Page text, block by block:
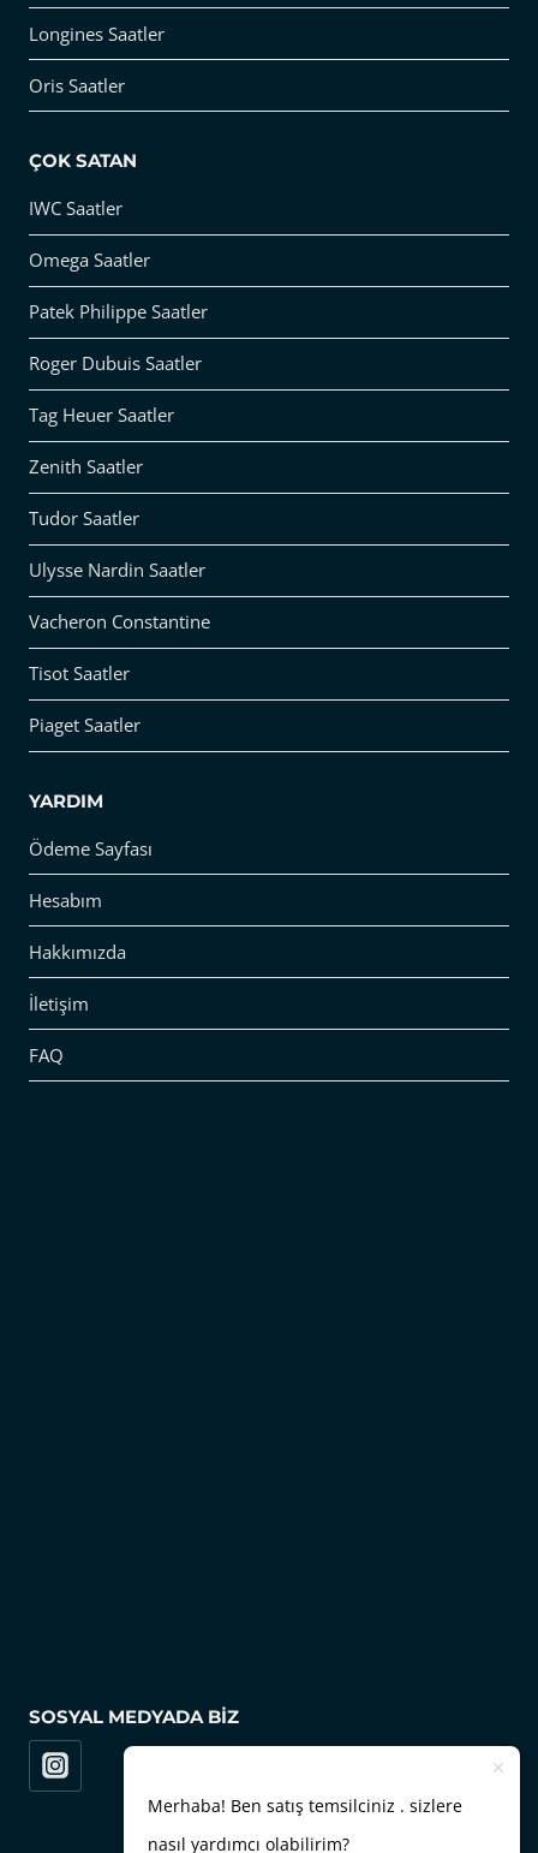
Longines Saatler
Oris Saatler
ÇOK SATAN
IWC Saatler
Omega Saatler
Patek Philippe Saatler
Roger Dubuis Saatler
Tag Heuer Saatler
Zenith Saatler
Tudor Saatler
Ulysse Nardin Saatler
Vacheron Constantine
Tisot Saatler
Piaget Saatler
YARDIM
Ödeme Sayfası
Hesabım
Hakkımızda
İletişim
FAQ
SOSYAL MEDYADA BIZ
Merhaba! Ben satış temsilciniz . sizlere
nasıl yardımcı olabilirim?